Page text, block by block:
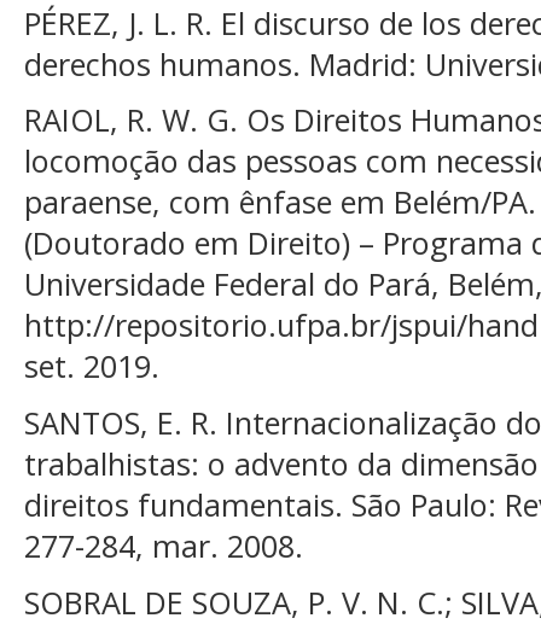
PÉREZ, J. L. R. El discurso de los
derechos humanos. Madrid:
RAIOL, R. W. G. Os Direitos
locomoção das pessoas com
paraense, com ênfase em Belém/
(Doutorado em Direito) – Programa
Universidade Federal do Pará,
http://repositorio.ufpa.br/jspui/
set. 2019.
SANTOS, E. R. Internacionalização
trabalhistas: o advento da
direitos fundamentais. São Paulo:
277-284, mar. 2008.
SOBRAL DE SOUZA, P. V. N. C.;